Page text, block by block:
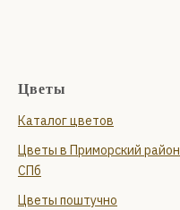
Цветы
Каталог цветов
Цветы в Приморский район
СПб
Цветы поштучно